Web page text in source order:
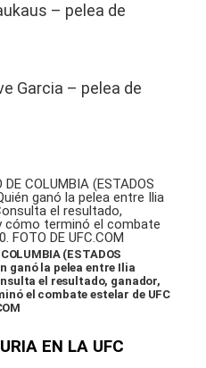
– pelea de
Garcia – pelea de
(ESTADOS
ganó la pelea entre Ilia
el resultado, ganador,
el combate estelar de UFC
EN LA UFC